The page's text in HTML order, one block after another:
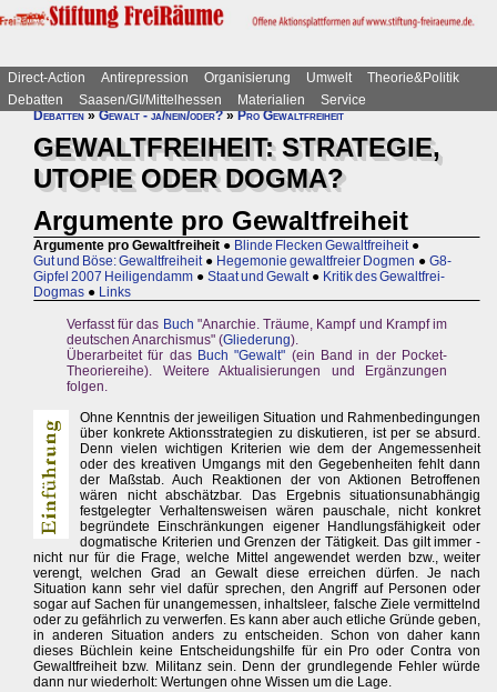
Direct-Action Antirepression Organisierung Umwelt
Theorie&Politik
Debatten
Saasen/GI/Mittelhessen Materialien
Service
Debatten»Gewalt - ja/nein/oder?»Pro Gewaltfreiheit
GEWALTFREIHEIT: STRATEGIE,
UTOPIE ODER DOGMA?
Argumente pro Gewaltfreiheit
Argumente pro Gewaltfreiheit ● Blinde Flecken Gewaltfreiheit ●
Gut und Böse: Gewaltfreiheit ● Hegemonie gewaltfreier Dogmen ● G8-
Gipfel 2007 Heiligendamm ● Staat und Gewalt ● Kritik des Gewaltfrei-
Dogmas ● Links
Verfasst für das Buch "Anarchie. Träume, Kampf und Krampf im
deutschen Anarchismus" (Gliederung).
Überarbeitet für das Buch "Gewalt" (ein Band in der Pocket-
Theoriereihe). Weitere Aktualisierungen und Ergänzungen
folgen.
Ohne Kenntnis der jeweiligen Situation und Rahmenbedingungen
über konkrete Aktionsstrategien zu diskutieren, ist per se absurd.
Denn vielen wichtigen Kriterien wie dem der Angemessenheit
oder des kreativen Umgangs mit den Gegebenheiten fehlt dann
der Maßstab. Auch Reaktionen der von Aktionen Betroffenen
wären nicht abschätzbar. Das Ergebnis situationsunabhängig
festgelegter Verhaltensweisen wären pauschale, nicht konkret
begründete Einschränkungen eigener Handlungsfähigkeit oder
dogmatische Kriterien und Grenzen der Tätigkeit. Das gilt immer -
nicht nur für die Frage, welche Mittel angewendet werden bzw., weiter
verengt, welchen Grad an Gewalt diese erreichen dürfen. Je nach
Situation kann sehr viel dafür sprechen, den Angriff auf Personen oder
sogar auf Sachen für unangemessen, inhaltsleer, falsche Ziele vermittelnd
oder zu gefährlich zu verwerfen. Es kann aber auch etliche Gründe geben,
in anderen Situation anders zu entscheiden. Schon von daher kann
dieses Büchlein keine Entscheidungshilfe für ein Pro oder Contra von
Gewaltfreiheit bzw. Militanz sein. Denn der grundlegende Fehler würde
dann nur wiederholt: Wertungen ohne Wissen um die Lage.